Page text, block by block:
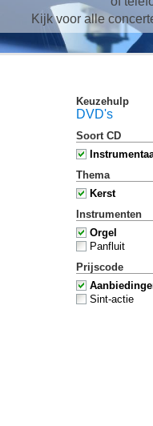
Kijk voor alle
Keuzehulp
DVD's
Soort CD
Thema
Kerst
Instrumenten
Orgel
Panfluit
Prijscode
Sint-actie